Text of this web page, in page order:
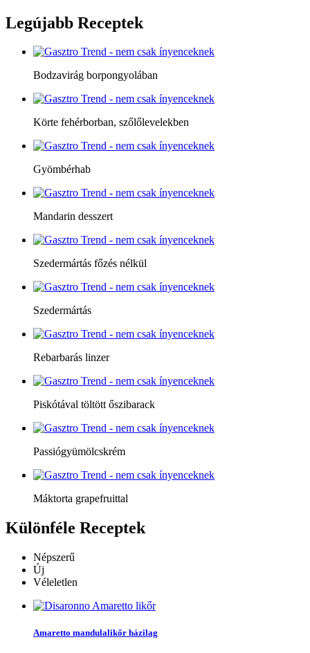
Legújabb Receptek
Bodzavirág borpongyolában
Körte fehérborban, szőlőlevelekben
Gyömbérhab
Mandarin desszert
Szedermártás főzés nélkül
Szedermártás
Rebarbarás linzer
Piskótával töltött őszibarack
Passiógyümölcskrém
Máktorta grapefruittal
Különféle Receptek
Népszerű
Új
Véleletlen
Amaretto mandulalikőr házilag